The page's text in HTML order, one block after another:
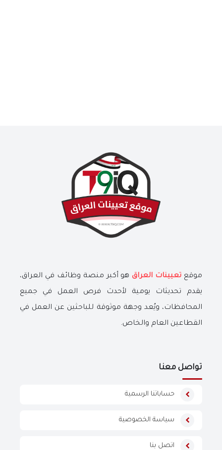
موقع تعيينات العراق هو أكبر منصة وظائف في العراق،
يقدم تحديثات يومية لأحدث فرص العمل في جميع
المحافظات، ويُعد وجهة موثوقة للباحثين عن العمل في
القطاعين العام والخاص.
تواصل معنا
حساباتنا الرسمية
سياسة الخصوصية
اتصل بنا